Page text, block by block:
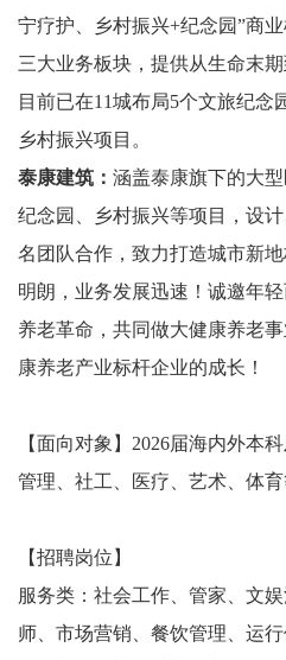
宁疗护、乡村振兴+纪念园”商
三⼤业务板块，提供从⽣命末
⽬前已在11城布局5个⽂旅纪念
乡村振兴项⽬。
泰康建筑： 涵盖泰康旗下的⼤
纪念园、乡村振兴等项⽬，设
名团队合作，致⼒打造城市新
明朗，业务发展迅速！诚邀年
养⽼⾰命，共同做⼤健康养⽼
康养⽼产业标杆企业的成⻓！
【⾯向对象】2026届海内外本
管理、社⼯、医疗、艺术、体
【招聘岗位】
服务类：社会⼯作、管家、⽂
师、市场营销、餐饮管理、运